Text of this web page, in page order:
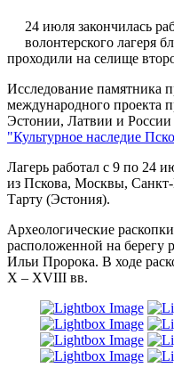
24 июля закончилась
волонтерского лагеря
проходили на селище
Исследование памятника
международного проекта
Эстонии, Латвии и России
"Культурное наследие
Лагерь работал с 9 по 24
из Пскова, Москвы, Санкт-
Тарту (Эстония).
Археологические
расположенной на берегу
Ильи Пророка. В ходе
X – XVIII вв.